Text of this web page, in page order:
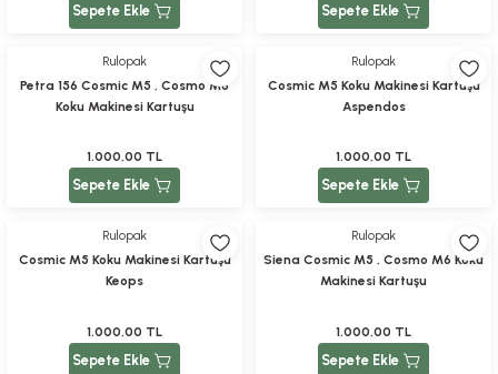
Sepete Ekle Sepete Ekle
Rulopak
Petra 156 Cosmic M5 , Cosmo M6
Koku Makinesi Kartuşu
1.000,00 TL
Sepete Ekle
Rulopak
Cosmic M5 Koku Makinesi Kartuşu
Aspendos
1.000,00 TL
Sepete Ekle
Rulopak
Cosmic M5 Koku Makinesi Kartuşu
Keops
1.000,00 TL
Sepete Ekle
Rulopak
Siena Cosmic M5 , Cosmo M6 Koku
Makinesi Kartuşu
1.000,00 TL
Sepete Ekle